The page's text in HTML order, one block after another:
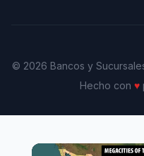
© 2026 Bancos y
Hecho con ♥